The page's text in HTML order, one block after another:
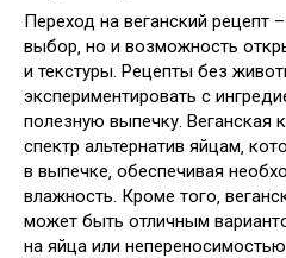
Переход на веганский рецепт
выбор‚ но и возможность
и текстуры. Рецепты без
экспериментировать с
полезную выпечку. Веганская
спектр альтернатив яйцам‚
в выпечке‚ обеспечивая
влажность. Кроме того‚
может быть отличным
на яйца или